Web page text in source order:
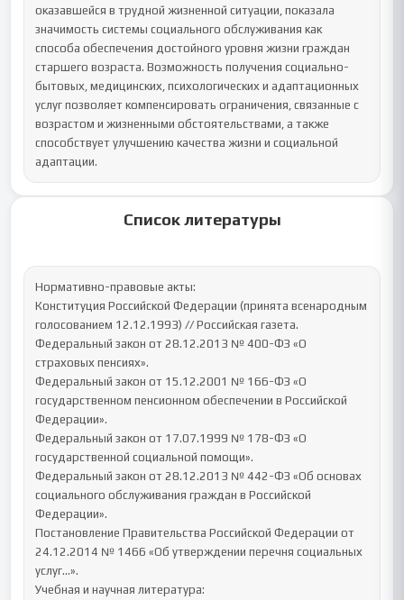
оказавшейся в трудной жизненной ситуации, показала
значимость системы социального обслуживания как
способа обеспечения достойного уровня жизни граждан
старшего возраста. Возможность получения социально-
бытовых, медицинских, психологических и адаптационных
услуг позволяет компенсировать ограничения, связанные с
возрастом и жизненными обстоятельствами, а также
способствует улучшению качества жизни и социальной
адаптации.
Список литературы
Нормативно-правовые акты:
Конституция Российской Федерации (принята всенародным
голосованием 12.12.1993) // Российская газета.
Федеральный закон от 28.12.2013 № 400-ФЗ «О
страховых пенсиях».
Федеральный закон от 15.12.2001 № 166-ФЗ «О
государственном пенсионном обеспечении в Российской
Федерации».
Федеральный закон от 17.07.1999 № 178-ФЗ «О
государственной социальной помощи».
Федеральный закон от 28.12.2013 № 442-ФЗ «Об основах
социального обслуживания граждан в Российской
Федерации».
Постановление Правительства Российской Федерации от
24.12.2014 № 1466 «Об утверждении перечня социальных
услуг…».
Учебная и научная литература: